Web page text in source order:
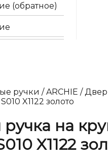
(обратное)
ручки /ARCHIE /
X1122 золото
на
X1122